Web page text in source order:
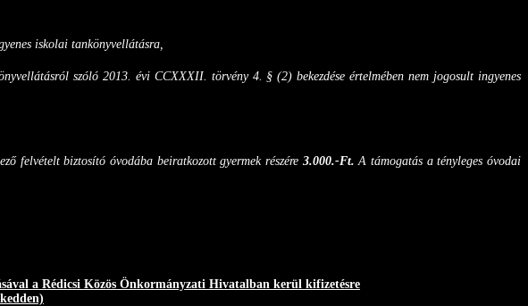
iskolai tankönyvellátásra,
szóló 2013. évi CCXXXII. törvény 4. § (2) bekezdése értelmében nem jogosult ingyenes
felvételt biztosító óvodába beiratkozott gyermek részére 3.000.-Ft. A támogatás a tényleges óvodai
a Rédicsi Közös Önkormányzati Hivatalban kerül kifizetésre